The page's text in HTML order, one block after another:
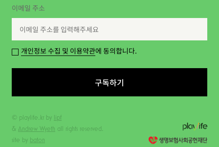
이메일 주소
개인정보 수집 및 이용약관에 동의합니다.
구독하기
© playlife.kr by lipf
& Andrew Wyeth all rights reserved.
site by baton